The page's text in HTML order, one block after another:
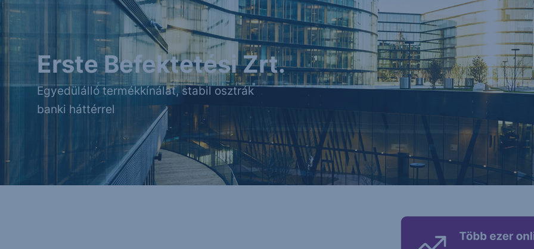
Erste Befektetési Zrt.
Egyedülálló termékkínálat, stabil osztrák
banki háttérrel